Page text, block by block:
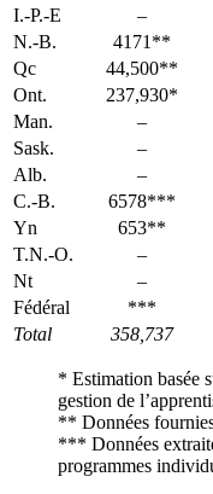
I.-P.-E
–
N.-B.
4171**
Qc
44,500**
Ont.
237,930*
Man.
–
Sask.
–
Alb.
–
C.-B.
6578***
Yn
653**
T.N.-O.
–
Nt
–
Fédéral
***
Total
358,737
* Estimation basée
gestion de
** Données
*** Données
programmes